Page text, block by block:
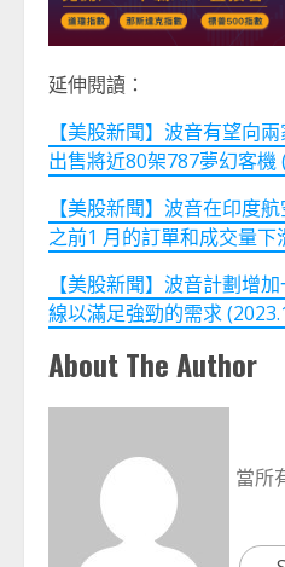
延伸閱讀：
【美股新聞】波音有望向
出售將近80架787夢幻客機
【美股新聞】波音在印度
之前1 月的訂單和成交量下
【美股新聞】波音計劃增
線以滿足強勁的需求
About The Author
當所